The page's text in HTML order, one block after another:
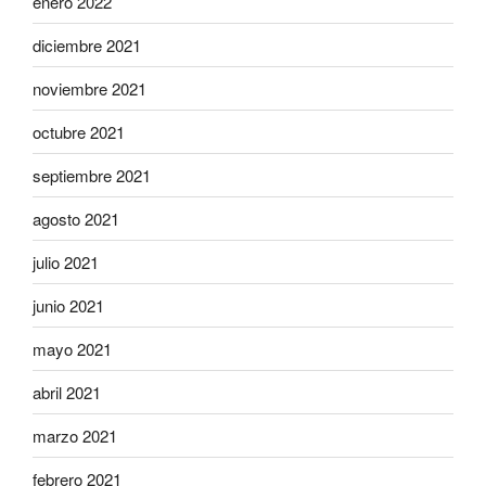
diciembre 2021
noviembre 2021
octubre 2021
septiembre 2021
agosto 2021
julio 2021
junio 2021
mayo 2021
abril 2021
marzo 2021
febrero 2021